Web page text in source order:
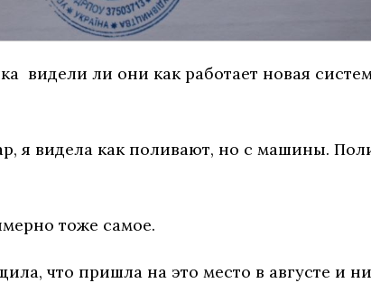
видели ли они как работает новая
я видела как поливают, но с машины.
тоже самое.
что пришла на это место в августе и